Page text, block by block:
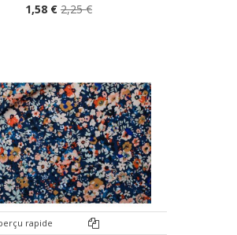
1,58 € 2,25 €
rapide